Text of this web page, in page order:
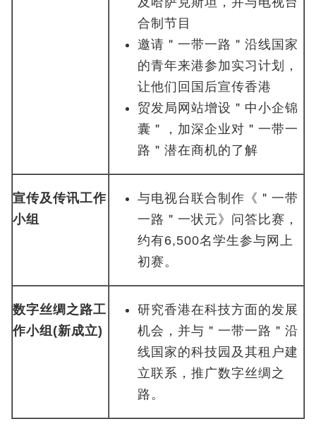
合制节目
邀请＂一带一路＂沿线国家
的青年来港参加实习计划，
让他们回国后宣传香港
贸发局网站增设＂中小企锦
囊＂，加深企业对＂一带一
路＂潜在商机的了解
宣传及传讯工作
小组
与电视台联合制作《＂一带
一路＂一状元》问答比赛，
约有6,500名学生参与网上
初赛。
数字丝绸之路工
作小组(新成立)
研究香港在科技方面的发展
机会，并与＂一带一路＂沿
线国家的科技园及其租户建
立联系，推广数字丝绸之
路。